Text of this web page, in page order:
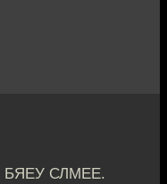
СЛМЕЕ.